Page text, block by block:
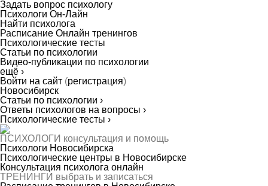
Задать вопрос психологу
Психологи Он-Лайн
Найти психолога
Расписание Онлайн тренингов
Психологические тесты
Статьи по психологии
Видео-публикации по психологии
ещё ›
Войти на сайт (регистрация)
Новосибирск
Статьи по психологии ›
Ответы психологов на вопросы ›
Психологические тесты ›
ПСИХОЛОГИ консультация и помощь
Психологи Новосибирска
Психологические центры в Новосибирске
Консультация психолога онлайн
ТРЕНИНГИ выбрать и записаться